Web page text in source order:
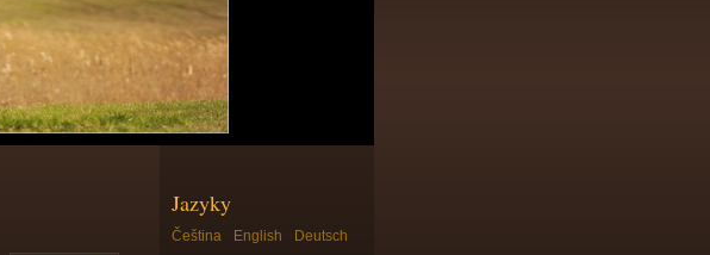
Jazyky
Čeština English Deutsch